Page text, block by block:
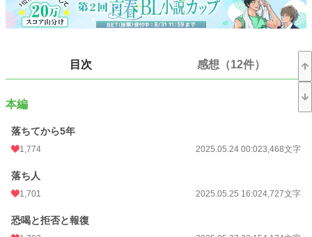
小説 1,609 位 / 229,046 件
BL 274 位 / 31,499 件
24h.ポイント 852 pt
文字数
更新日時 2026.08.06 14:52
初回公開日時
週間ポイント
月間ポイント
年間ポイント 513,986 pt (994 位)
目次 感想（12件）
本編
落ちてから5年
1,774 2025.05.24 00:023,468文字
落ち人
1,701 2025.05.25 16:024,727文字
恐喝と拒否と報復